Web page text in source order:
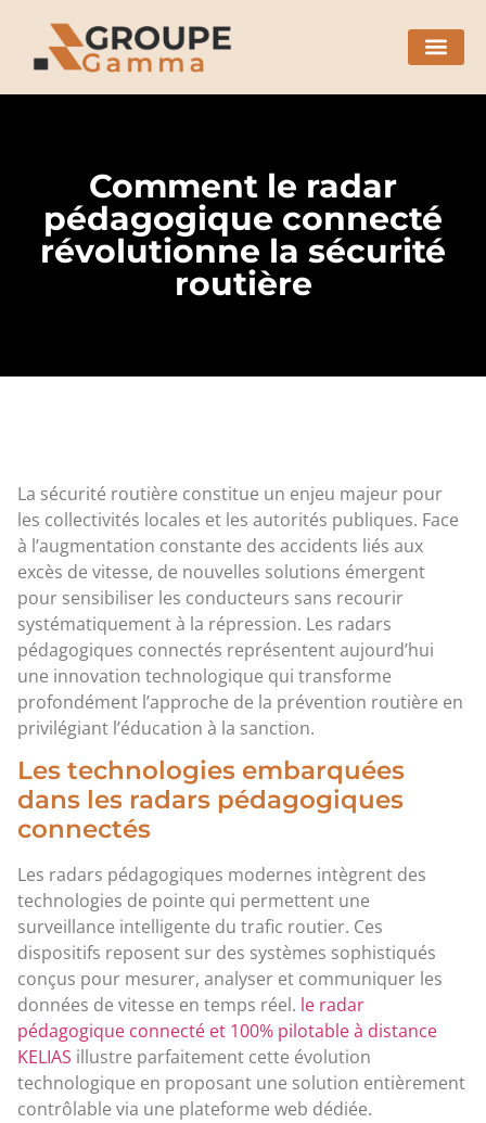
Comment le radar
pédagogique connecté
révolutionne la sécurité
routière
La sécurité routière constitue un enjeu majeur pour
les collectivités locales et les autorités publiques. Face
à l’augmentation constante des accidents liés aux
excès de vitesse, de nouvelles solutions émergent
pour sensibiliser les conducteurs sans recourir
systématiquement à la répression. Les radars
pédagogiques connectés représentent aujourd’hui
une innovation technologique qui transforme
profondément l’approche de la prévention routière en
privilégiant l’éducation à la sanction.
Les technologies embarquées
dans les radars pédagogiques
connectés
Les radars pédagogiques modernes intègrent des
technologies de pointe qui permettent une
surveillance intelligente du trafic routier. Ces
dispositifs reposent sur des systèmes sophistiqués
conçus pour mesurer, analyser et communiquer les
données de vitesse en temps réel. le radar
pédagogique connecté et 100% pilotable à distance
KELIAS illustre parfaitement cette évolution
technologique en proposant une solution entièrement
contrôlable via une plateforme web dédiée.